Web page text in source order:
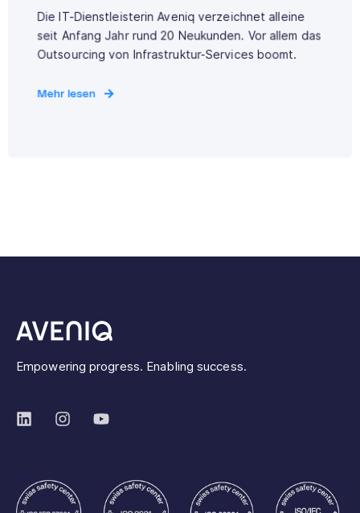
Die IT-Dienstleisterin Aveniq verzeichnet alleine
seit Anfang Jahr rund 20 Neukunden. Vor allem das
Outsourcing von Infrastruktur-Services boomt.
Mehr lesen
Empowering progress. Enabling success.